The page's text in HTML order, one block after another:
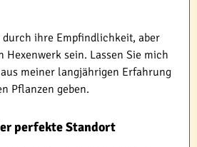
ihre Empfindlichkeit, aber
Hexenwerk sein. Lassen Sie mich
meiner langjährigen Erfahrung
Pflanzen geben.
perfekte Standort